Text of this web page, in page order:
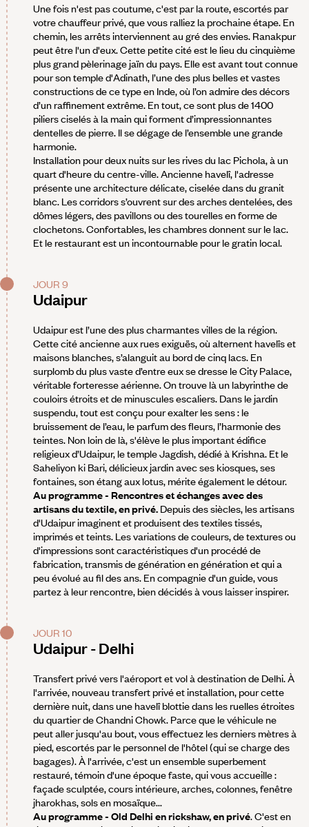
Une fois n'est pas coutume, c'est par la route, escortés par
votre chauffeur privé, que vous ralliez la prochaine étape. En
chemin, les arrêts interviennent au gré des envies. Ranakpur
peut être l'un d'eux. Cette petite cité est le lieu du cinquième
plus grand pèlerinage jaïn du pays. Elle est avant tout connue
pour son temple d'Adinath, l’une des plus belles et vastes
constructions de ce type en Inde, où l’on admire des décors
d’un raffinement extrême. En tout, ce sont plus de 1400
piliers ciselés à la main qui forment d’impressionnantes
dentelles de pierre. Il se dégage de l’ensemble une grande
harmonie.
Installation pour deux nuits sur les rives du lac Pichola, à un
quart d'heure du centre-ville. Ancienne havelî, l'adresse
présente une architecture délicate, ciselée dans du granit
blanc. Les corridors s’ouvrent sur des arches dentelées, des
dômes légers, des pavillons ou des tourelles en forme de
clochetons. Confortables, les chambres donnent sur le lac.
Et le restaurant est un incontournable pour le gratin local.
JOUR 9
Udaipur
Udaipur est l’une des plus charmantes villes de la région.
Cette cité ancienne aux rues exiguës, où alternent havelîs et
maisons blanches, s’alanguit au bord de cinq lacs. En
surplomb du plus vaste d’entre eux se dresse le City Palace,
véritable forteresse aérienne. On trouve là un labyrinthe de
couloirs étroits et de minuscules escaliers. Dans le jardin
suspendu, tout est conçu pour exalter les sens : le
bruissement de l’eau, le parfum des fleurs, l’harmonie des
teintes. Non loin de là, s'élève le plus important édifice
religieux d’Udaipur, le temple Jagdish, dédié à Krishna. Et le
Saheliyon ki Bari, délicieux jardin avec ses kiosques, ses
fontaines, son étang aux lotus, mérite également le détour.
Au programme - Rencontres et échanges avec des
artisans du textile, en privé. Depuis des siècles, les artisans
d'Udaipur imaginent et produisent des textiles tissés,
imprimés et teints. Les variations de couleurs, de textures ou
d'impressions sont caractéristiques d'un procédé de
fabrication, transmis de génération en génération et qui a
peu évolué au fil des ans. En compagnie d'un guide, vous
partez à leur rencontre, bien décidés à vous laisser inspirer.
JOUR 10
Udaipur - Delhi
Transfert privé vers l'aéroport et vol à destination de Delhi. À
l'arrivée, nouveau transfert privé et installation, pour cette
dernière nuit, dans une havelî blottie dans les ruelles étroites
du quartier de Chandni Chowk. Parce que le véhicule ne
peut aller jusqu'au bout, vous effectuez les derniers mètres à
pied, escortés par le personnel de l'hôtel (qui se charge des
bagages). À l'arrivée, c'est un ensemble superbement
restauré, témoin d'une époque faste, qui vous accueille :
façade sculptée, cours intérieure, arches, colonnes, fenêtre
jharokhas, sols en mosaïque...
Au programme - Old Delhi en rickshaw, en privé. C'est en